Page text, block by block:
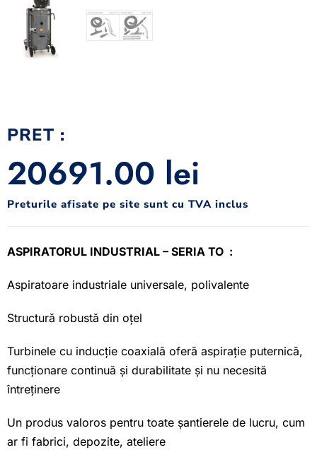
PRET :
20691.00 lei
Preturile afisate pe site sunt cu TVA inclus
ASPIRATORUL INDUSTRIAL – SERIA TO :
Aspiratoare industriale universale, polivalente
Structură robustă din oțel
Turbinele cu inducție coaxială oferă aspirație puternică,
funcționare continuă și durabilitate și nu necesită
întreținere
Un produs valoros pentru toate șantierele de lucru, cum
ar fi fabrici, depozite, ateliere